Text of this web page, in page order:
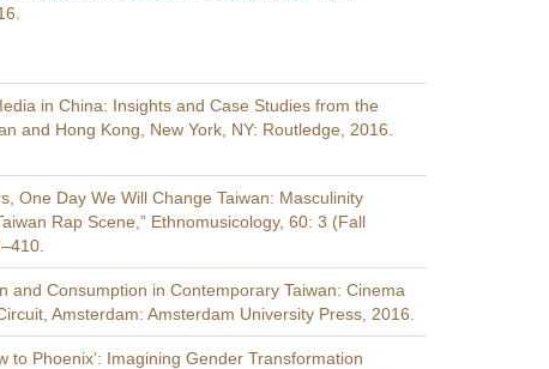
in China: Insights and Case Studies from the
and Hong Kong, New York, NY: Routledge, 2016.
One Day We Will Change Taiwan: Masculinity
Rap Scene,” Ethnomusicology, 60: 3 (Fall
and Consumption in Contemporary Taiwan: Cinema
Amsterdam: Amsterdam University Press, 2016.
to Phoenix’: Imagining Gender Transformation